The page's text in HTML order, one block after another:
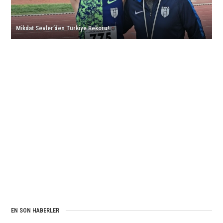
Mikdat Sevler’den Türkiye Rekoru!
için
Branşında
Sonuçlar!
EN SON HABERLER